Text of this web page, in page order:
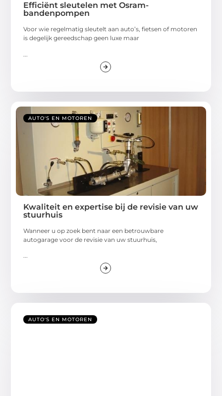
Efficiënt sleutelen met Osram-
bandenpompen
Voor wie regelmatig sleutelt aan auto’s, fietsen of motoren
is degelijk gereedschap geen luxe maar
AUTO'S EN MOTOREN
Kwaliteit en expertise bij de revisie van uw
stuurhuis
Wanneer u op zoek bent naar een betrouwbare
autogarage voor de revisie van uw stuurhuis,
...
AUTO'S EN MOTOREN